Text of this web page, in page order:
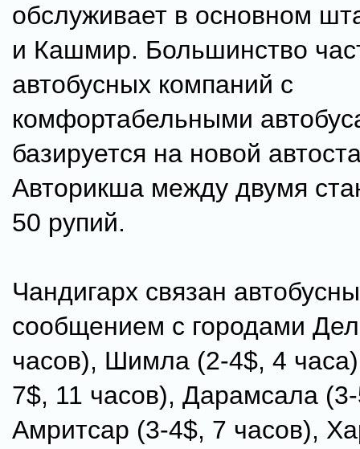
обслуживает в основном
и Кашмир. Большинство
автобусных компаний с
комфортабельными
базируется на новой
Авторикша между двумя
50 рупий.
Чандигарх связан
сообщением с городами
часов), Шимла (2-4$, 4
7$, 11 часов), Дарамсала
Амритсар (3-4$, 7 часов),